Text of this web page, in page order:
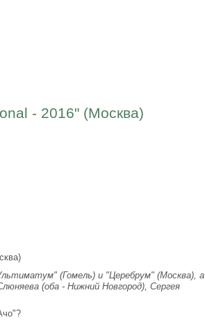
- 2016" (Москва)
(Гомель) и "Церебрум" (Москва), а
(оба - Нижний Новгород), Сергея